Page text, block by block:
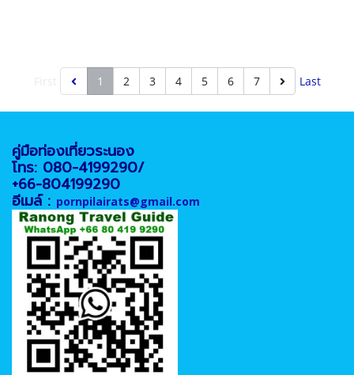
1 2 3 4 5 6 7 Last
คู่มือท่องเที่ยวระนอง
โทร: 080-4199290/
+66-804199290
อีเมล์ : pornpilairats@gmail.com